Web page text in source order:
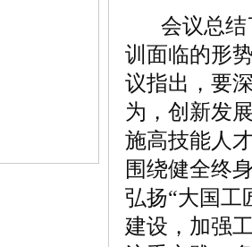
会议总结
训面临的形
议指出，要
为，创新发
施高技能人
围绕健全终
弘扬“大国工
建设，加强